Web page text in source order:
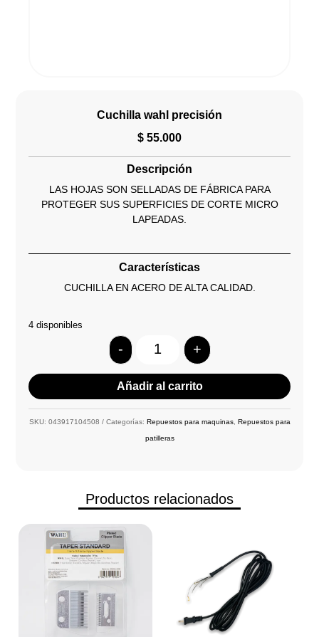
Cuchilla wahl precisión
$ 55.000
Descripción
LAS HOJAS SON SELLADAS DE FÁBRICA PARA
PROTEGER SUS SUPERFICIES DE CORTE MICRO
LAPEADAS.
Características
CUCHILLA EN ACERO DE ALTA CALIDAD.
4 disponibles
Quantity
- +
Añadir al carrito
SKU: 043917104508 Categorías: Repuestos para maquinas, Repuestos para
patilleras
Productos relacionados